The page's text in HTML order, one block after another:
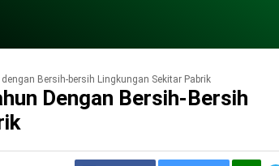
Bersih-bersih Lingkungan Sekitar Pabrik
Dengan Bersih-Bersih